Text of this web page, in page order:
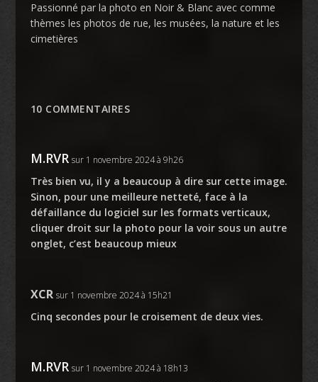
Passionné par la photo en Noir & Blanc avec comme
thèmes les photos de rue, les musées, la nature et les
cimetières
10 COMMENTAIRES
M.RVR sur 1 novembre 2024 à 9h26
Très bien vu, il y a beaucoup à dire sur cette image.
Sinon, pour une meilleure netteté, face à la
défaillance du logiciel sur les formats verticaux,
cliquer droit sur la photo pour la voir sous un autre
onglet, c’est beaucoup mieux
XCR sur 1 novembre 2024 à 15h21
Cinq secondes pour le croisement de deux vies.
M.RVR sur 1 novembre 2024 à 18h13